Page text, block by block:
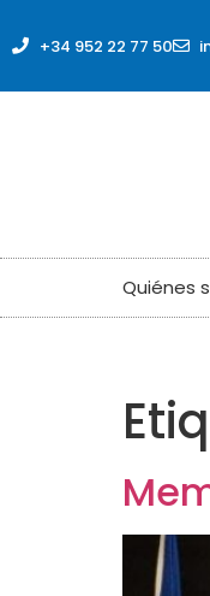
+34 952 22 77 50
Quiénes